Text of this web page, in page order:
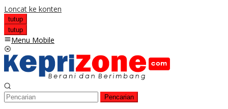
Loncat ke konten
tutup
tutup
Menu Mobile
Pencarian